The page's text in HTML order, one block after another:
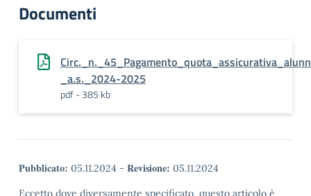
Documenti
_a.s._2024-2025
pdf - 385 kb
Pubblicato: 05.11.2024 - Revisione: 05.11.2024
Eccetto dove diversamente specificato, questo articolo è